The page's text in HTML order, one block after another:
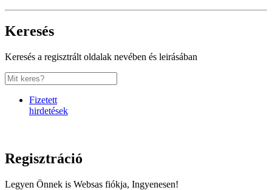
Keresés
Keresés a regisztrált oldalak nevében és leirásában
Fizetett
hirdetések
Regisztráció
Legyen Önnek is Websas fiókja, Ingyenesen!